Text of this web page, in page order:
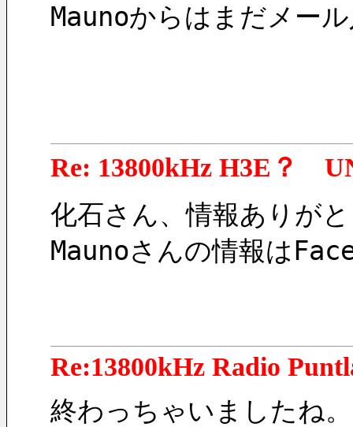
Maunoからはまだメー
Re: 13800kHz H3E？
化石さん、情報ありが
Maunoさんの情報は
Re:13800kHz Radio
終わっちゃいましたね。